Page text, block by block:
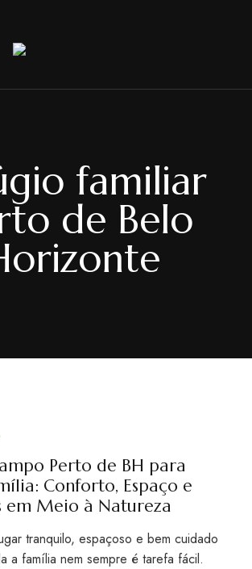
familiar
de Belo
Perto de BH para
Conforto, Espaço e
em Meio à Natureza
tranquilo, espaçoso e bem cuidado
a família nem sempre é tarefa fácil.